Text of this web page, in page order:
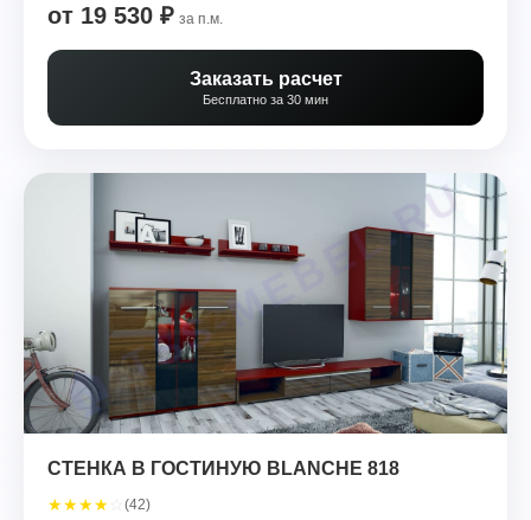
от 19 530 ₽ за п.м.
Заказать расчет
Бесплатно за 30 мин
СТЕНКА В ГОСТИНУЮ BLANCHE 818
★★★★ (42)